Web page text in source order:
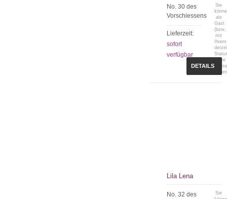
No. 30 des
Vorschiessens
Lieferzeit:
sofort
verfügbar
Sie
als
Gast
(bzw.
mit
Ihrem
keine
DETAILS
Lila Lena
No. 32 des
Sie